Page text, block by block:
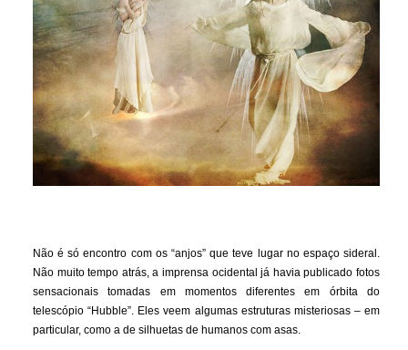
Não é só encontro com os “anjos” que teve lugar no espaço sideral.
Não muito tempo atrás, a imprensa ocidental já havia publicado fotos
sensacionais tomadas em momentos diferentes em órbita do
telescópio “Hubble”. Eles veem algumas estruturas misteriosas – em
particular, como a de silhuetas de humanos com asas.